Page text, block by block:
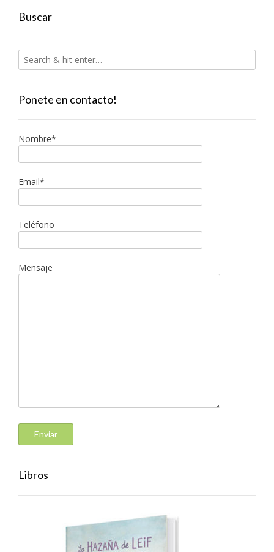
Buscar
Ponete en contacto!
Nombre*
Email*
Teléfono
Mensaje
Libros